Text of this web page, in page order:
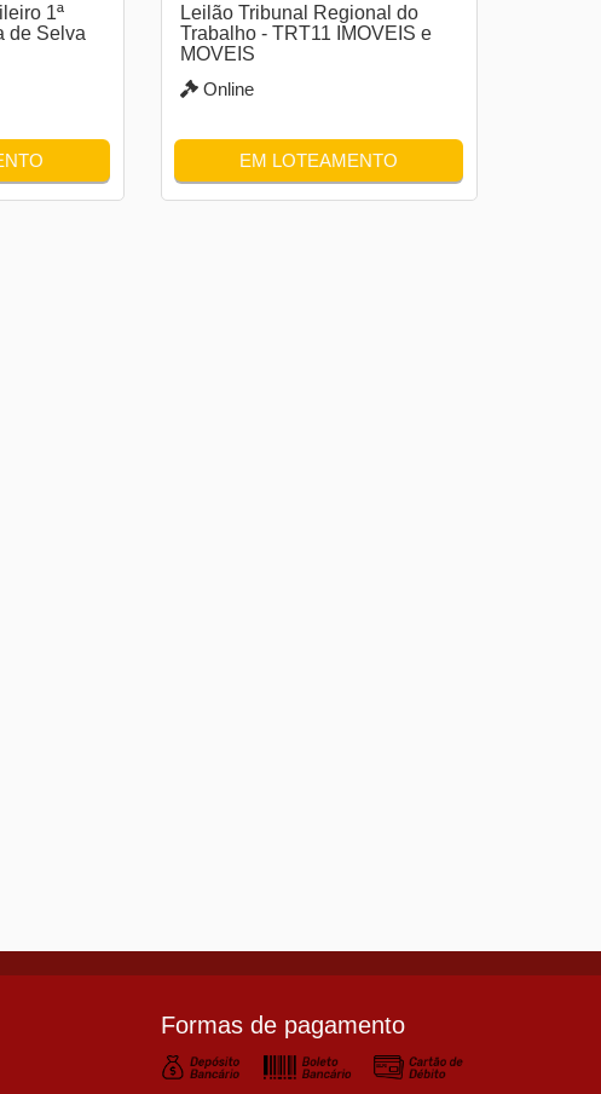
1ª
de Selva
Leilão Tribunal Regional do
Trabalho - TRT11 IMOVEIS e
MOVEIS
Online
EM LOTEAMENTO
Formas de pagamento